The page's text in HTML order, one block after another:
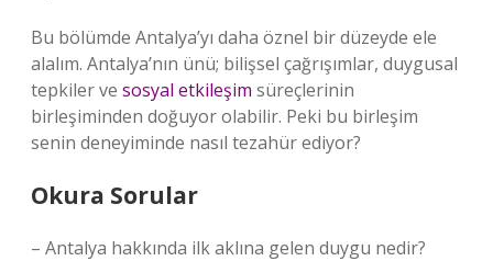
Bu bölümde Antalya’yı daha öznel bir düzeyde ele
alalım. Antalya’nın ünü; bilişsel çağrışımlar, duygusal
tepkiler ve sosyal etkileşim süreçlerinin
birleşiminden doğuyor olabilir. Peki bu birleşim
senin deneyiminde nasıl tezahür ediyor?
Okura Sorular
– Antalya hakkında ilk aklına gelen duygu nedir?